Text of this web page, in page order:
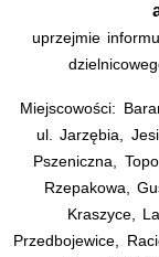
uprzejmie
Miejscowości:
ul. Jarzębia,
Pszeniczna,
Rzepakowa,
Kraszyce,
Przedbojewice,